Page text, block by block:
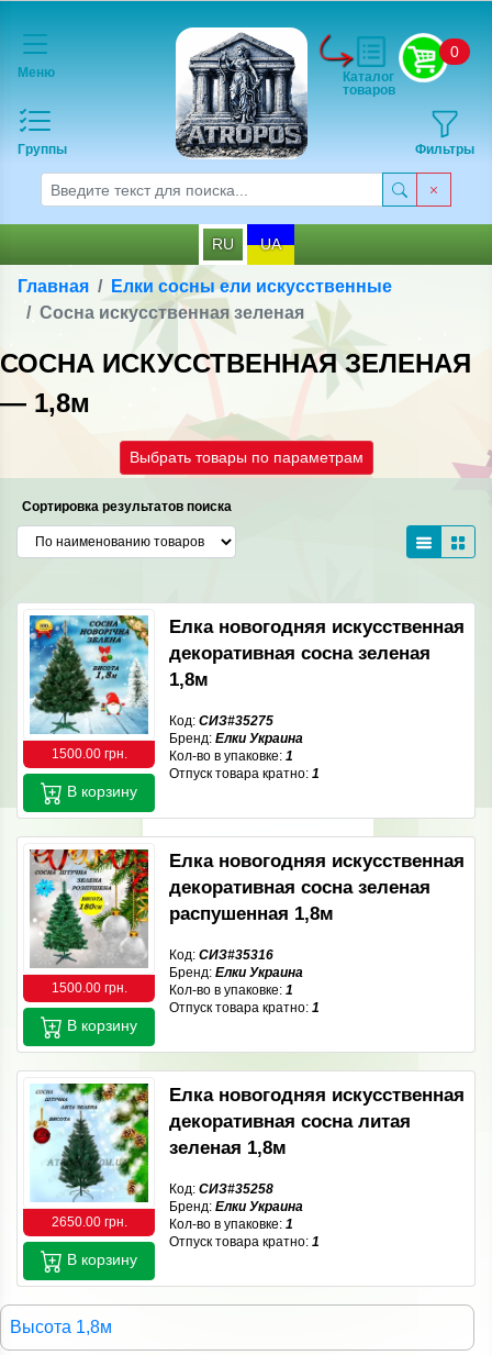
Меню
Группы
0
Фильтры
Каталог
товаров
RU UA
Главная
Елки сосны ели искусственные
Сосна искусственная зеленая
СОСНА ИСКУССТВЕННАЯ ЗЕЛЕНАЯ
— 1,8м
Выбрать товары по параметрам
Сортировка результатов поиска
1500.00 грн.
Елка новогодняя искусственная
декоративная сосна зеленая
1,8м
Код: СИЗ#35275
Бренд: Елки Украина
Кол-во в упаковке: 1
Отпуск товара кратно: 1
В корзину
1500.00 грн.
Елка новогодняя искусственная
декоративная сосна зеленая
распушенная 1,8м
Код: СИЗ#35316
Бренд: Елки Украина
Кол-во в упаковке: 1
Отпуск товара кратно: 1
В корзину
2650.00 грн.
Елка новогодняя искусственная
декоративная сосна литая
зеленая 1,8м
Код: СИЗ#35258
Бренд: Елки Украина
Кол-во в упаковке: 1
Отпуск товара кратно: 1
В корзину
Высота 1,8м